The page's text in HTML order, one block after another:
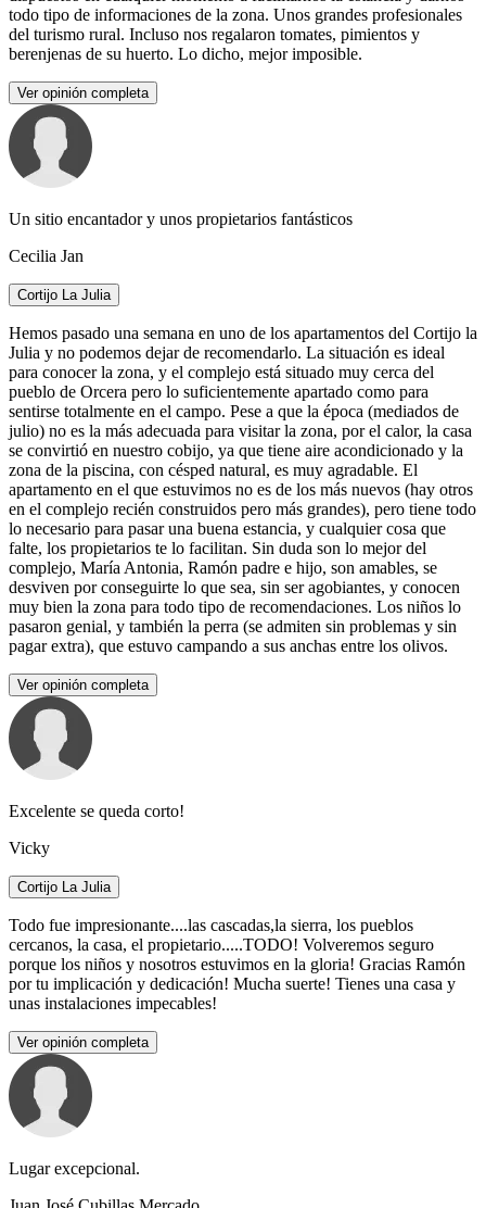
todo tipo de informaciones de la zona. Unos grandes profesionales
del turismo rural. Incluso nos regalaron tomates, pimientos y
berenjenas de su huerto. Lo dicho, mejor imposible.
Ver opinión completa
Un sitio encantador y unos propietarios fantásticos
Cecilia Jan
Cortijo La Julia
Hemos pasado una semana en uno de los apartamentos del Cortijo la
Julia y no podemos dejar de recomendarlo. La situación es ideal
para conocer la zona, y el complejo está situado muy cerca del
pueblo de Orcera pero lo suficientemente apartado como para
sentirse totalmente en el campo. Pese a que la época (mediados de
julio) no es la más adecuada para visitar la zona, por el calor, la casa
se convirtió en nuestro cobijo, ya que tiene aire acondicionado y la
zona de la piscina, con césped natural, es muy agradable. El
apartamento en el que estuvimos no es de los más nuevos (hay otros
en el complejo recién construidos pero más grandes), pero tiene todo
lo necesario para pasar una buena estancia, y cualquier cosa que
falte, los propietarios te lo facilitan. Sin duda son lo mejor del
complejo, María Antonia, Ramón padre e hijo, son amables, se
desviven por conseguirte lo que sea, sin ser agobiantes, y conocen
muy bien la zona para todo tipo de recomendaciones. Los niños lo
pasaron genial, y también la perra (se admiten sin problemas y sin
pagar extra), que estuvo campando a sus anchas entre los olivos.
Ver opinión completa
Excelente se queda corto!
Vicky
Cortijo La Julia
Todo fue impresionante....las cascadas,la sierra, los pueblos
cercanos, la casa, el propietario.....TODO! Volveremos seguro
porque los niños y nosotros estuvimos en la gloria! Gracias Ramón
por tu implicación y dedicación! Mucha suerte! Tienes una casa y
unas instalaciones impecables!
Ver opinión completa
Lugar excepcional.